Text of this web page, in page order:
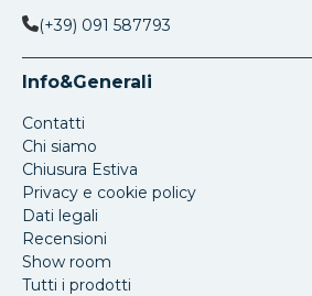
(+39) 091 587793
Info&Generali
Contatti
Chi siamo
Chiusura Estiva
Privacy e cookie policy
Dati legali
Recensioni
Show room
Tutti i prodotti